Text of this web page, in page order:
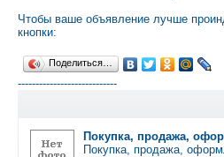
Чтобы ваше объявление лучше
кнопки:
Поделиться…
----------------------------
Покупка, продажа,
Покупка, продажа,